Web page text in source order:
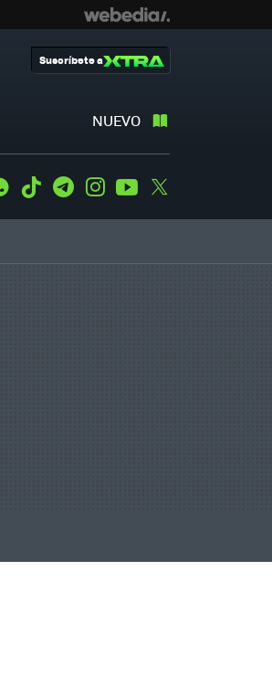
NUEVO
Suscríbete a
WhatsApp
Tiktok TelegramInstagramYoutube